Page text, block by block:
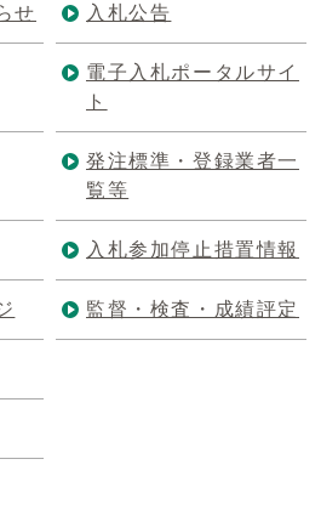
せ 入札公告
電子入札ポータルサイ
ト
発注標準・登録業者一
覧等
入札参加停止措置情報
監督・検査・成績評定